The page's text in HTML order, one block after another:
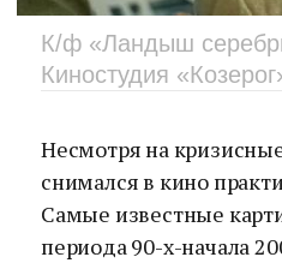
К/ф «Ландыш
Киностудия
Несмотря на
снимался в кино
Самые известные
периода 90-х-начала